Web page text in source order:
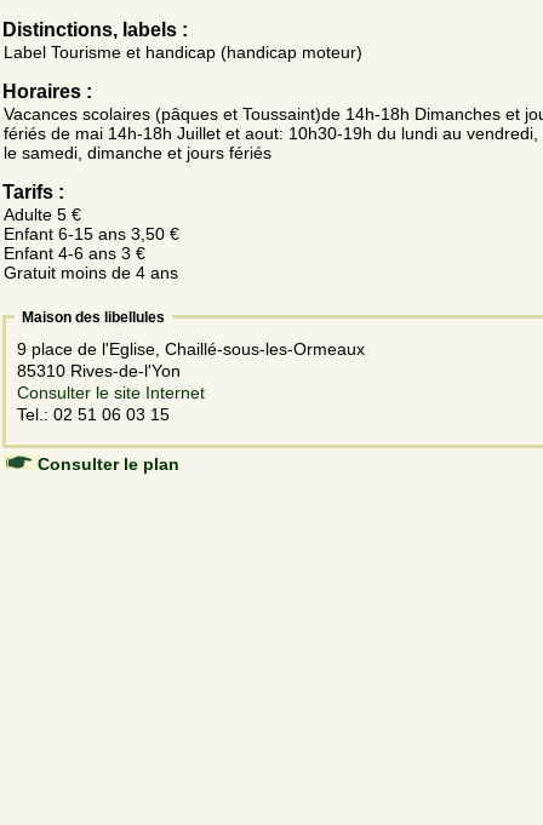
Distinctions, labels :
Label Tourisme et handicap (handicap moteur)
Horaires :
Vacances scolaires (pâques et Toussaint)de 14h-18h Dimanches et
fériés de mai 14h-18h Juillet et aout: 10h30-19h du lundi au vendredi,
le samedi, dimanche et jours fériés
Tarifs :
Adulte 5 €
Enfant 6-15 ans 3,50 €
Enfant 4-6 ans 3 €
Gratuit moins de 4 ans
Maison des libellules
9 place de l'Eglise, Chaillé-sous-les-Ormeaux
85310 Rives-de-l'Yon
Consulter le site Internet
Tel.: 02 51 06 03 15
Consulter le plan